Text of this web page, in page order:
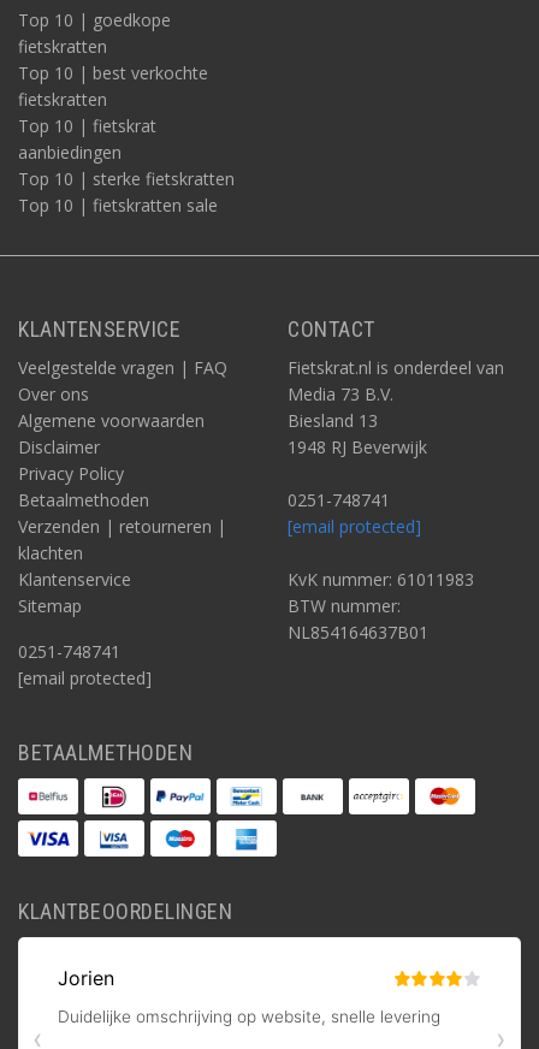
Top 10 | goedkope
fietskratten
Top 10 | best verkochte
fietskratten
Top 10 | fietskrat
aanbiedingen
Top 10 | sterke fietskratten
Top 10 | fietskratten sale
KLANTENSERVICE
Veelgestelde vragen | FAQ
Over ons
Algemene voorwaarden
Disclaimer
Privacy Policy
Betaalmethoden
Verzenden | retourneren |
klachten
Klantenservice
Sitemap
0251-748741
[email protected]
CONTACT
Fietskrat.nl is onderdeel van
Media 73 B.V.
Biesland 13
1948 RJ Beverwijk
0251-748741
[email protected]
KvK nummer: 61011983
BTW nummer:
NL854164637B01
BETAALMETHODEN
KLANTBEOORDELINGEN